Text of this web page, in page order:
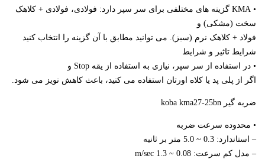
• KMA گزینه های مختلفی برای سر سپر دارد: فولادی، فولادی + کلاهک
سخت (مشکی) و
فولاد + کلاهک نرم (سبز). می توانید مطابق با آن گزینه را انتخاب کنید
شرایط تاثیر و شرایط
• در استفاده از سر سپر، نیازی به استفاده از یقه Stop و
اگر از پلی پد یا کلاه اورتان استفاده می کنید، باعث کاهش نویز می شود.
ضربه گیر koba kma27-25bn
• محدوده سرعت ضربه
– استاندارد: 0.3 ~ 5.0 متر بر ثانیه
– مدل کم سرعت: 0.08 ~ 1.3 m/sec